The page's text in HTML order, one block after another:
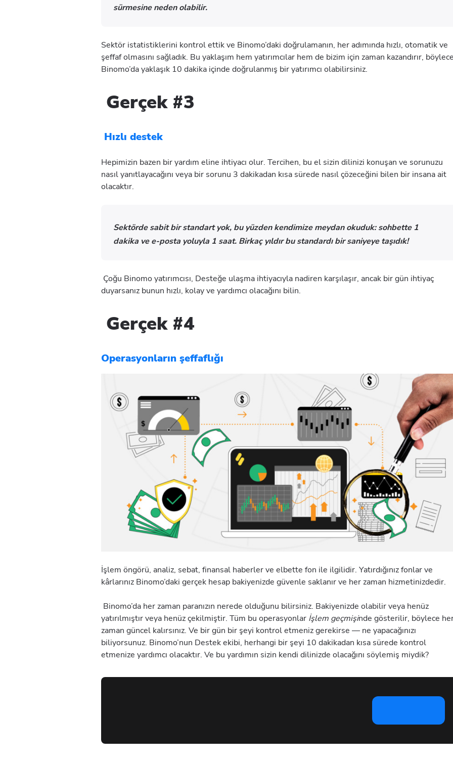
sürmesine neden olabilir.
Sektör istatistiklerini kontrol ettik ve Binomo’daki doğrulamanın, her adımında hızlı, otomatik ve
şeffaf olmasını sağladık. Bu yaklaşım hem yatırımcılar hem de bizim için zaman kazandırır,
Binomo’da yaklaşık 10 dakika içinde doğrulanmış bir yatırımcı olabilirsiniz.
Gerçek #3
Hızlı destek
Hepimizin bazen bir yardım eline ihtiyacı olur. Tercihen, bu el sizin dilinizi konuşan ve sorunuzu
nasıl yanıtlayacağını veya bir sorunu 3 dakikadan kısa sürede nasıl çözeceğini bilen bir insana ait
olacaktır.
Sektörde sabit bir standart yok, bu yüzden kendimize meydan okuduk: sohbette 1
dakika ve e-posta yoluyla 1 saat. Birkaç yıldır bu standardı bir saniyeye taşıdık!
Çoğu Binomo yatırımcısı, Desteğe ulaşma ihtiyacıyla nadiren karşılaşır, ancak bir gün ihtiyaç
duyarsanız bunun hızlı, kolay ve yardımcı olacağını bilin.
Gerçek #4
Operasyonların şeffaflığı
İşlem öngörü, analiz, sebat, finansal haberler ve elbette fon ile ilgilidir. Yatırdığınız fonlar ve
kârlarınız Binomo’daki gerçek hesap bakiyenizde güvenle saklanır ve her zaman hizmetinizdedir.
Binomo’da her zaman paranızın nerede olduğunu bilirsiniz. Bakiyenizde olabilir veya henüz
yatırılmıştır veya henüz çekilmiştir. Tüm bu operasyonlar İşlem geçmişinde gösterilir, böylece
zaman güncel kalırsınız. Ve bir gün bir şeyi kontrol etmeniz gerekirse — ne yapacağınızı
biliyorsunuz. Binomo’nun Destek ekibi, herhangi bir şeyi 10 dakikadan kısa sürede kontrol
etmenize yardımcı olacaktır. Ve bu yardımın sizin kendi dilinizde olacağını söylemiş miydik?